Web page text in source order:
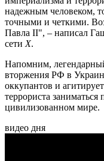
надежным человеком,
точными и четкими.
Павла II", – написал
сетиХ.
Напомним,
вторжения РФ в
оккупантов и
террориста
цивилизованном мире.
видео дня